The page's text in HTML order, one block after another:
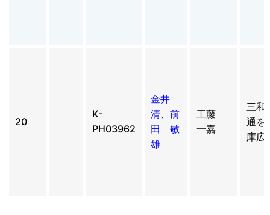
20
K-
PH03962
金井
清、前
田 敏
雄
工藤
一嘉
三和
通を
庫広